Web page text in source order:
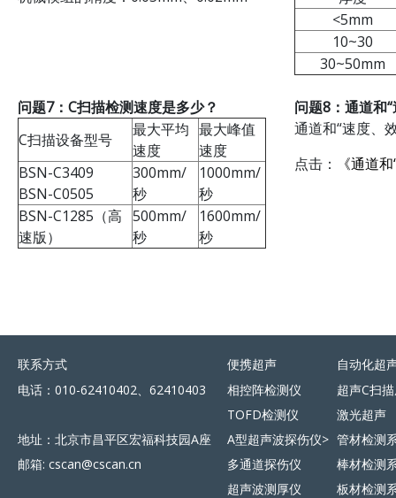
<5mm
10~30
30~50mm
问题7： C扫描检测速度是多少？
问题8：通道和
C扫描设备型号
最大平均
速度
最大峰值
速度
BSN-C3409
BSN-C0505
300mm/
秒
1000mm/
秒
BSN-C1285（高
速版）
500mm/
秒
1600mm/
秒
通道和“速度、
点击：
《通道
联系方式 便携超声 自动化超
电话：010-62410402、62410403
地址：北京市昌平区宏福科技园A座
邮箱: cscan@cscan.cn
相控阵检测仪
TOFD检测仪
A型超声波探伤仪>
多通道探伤仪
超声波测厚仪
超声C扫
激光超声
管材检测
棒材检测
板材检测